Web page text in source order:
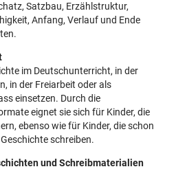
Satzbau, Erzählstruktur,
Anfang, Verlauf und Ende
im Deutschunterricht, in der
in der Freiarbeit oder als
einsetzen. Durch die
eignet sie sich für Kinder, die
ebenso wie für Kinder, die schon
schreiben.
und Schreibmaterialien